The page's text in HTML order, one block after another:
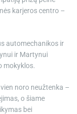
karjeros centro –
automechanikos ir
ir Martynui
mokyklos.
noro neužtenka –
o šiame
bei